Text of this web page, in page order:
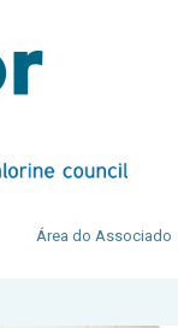
Área do Associado